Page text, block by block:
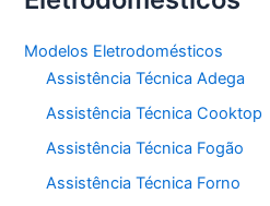
Modelos Eletrodomésticos
Assistência Técnica Adega
Assistência Técnica Cooktop
Assistência Técnica Fogão
Assistência Técnica Forno